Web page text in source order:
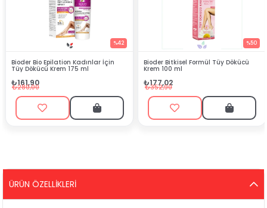
Kadınlar İçin
175 ml
Bioder Bitkisel Formül Tüy Dökücü
Krem 100 ml
Veet Men
Dökücü Krem
ÜRÜN ÖZELLIKLERI